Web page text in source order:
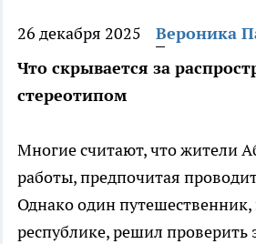
26 декабря 2025
Вероника
Что скрывается за
стереотипом
Многие считают, что жители
работы, предпочитая
Однако один путешественник,
республике, решил проверить